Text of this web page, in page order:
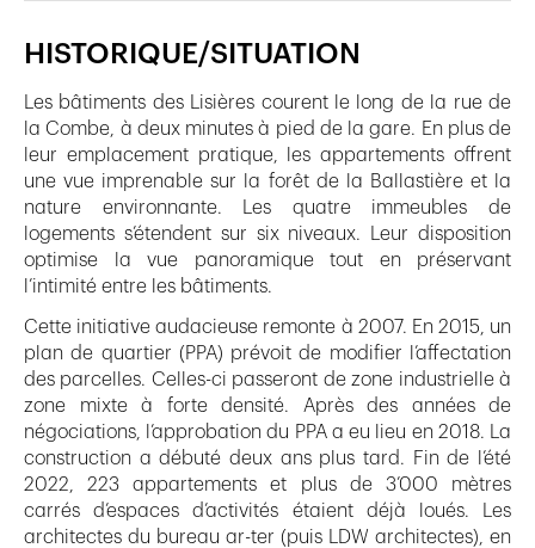
HISTORIQUE/SITUATION
Les bâtiments des Lisières courent le long de la rue de
la Combe, à deux minutes à pied de la gare. En plus de
leur emplacement pratique, les appartements offrent
une vue imprenable sur la forêt de la Ballastière et la
nature environnante. Les quatre immeubles de
logements s’étendent sur six niveaux. Leur disposition
optimise la vue panoramique tout en préservant
l’intimité entre les bâtiments.
Cette initiative audacieuse remonte à 2007. En 2015, un
plan de quartier (PPA) prévoit de modifier l’affectation
des parcelles. Celles-ci passeront de zone industrielle à
zone mixte à forte densité. Après des années de
négociations, l’approbation du PPA a eu lieu en 2018. La
construction a débuté deux ans plus tard. Fin de l’été
2022, 223 appartements et plus de 3’000 mètres
carrés d’espaces d’activités étaient déjà loués. Les
architectes du bureau ar-ter (puis LDW architectes), en